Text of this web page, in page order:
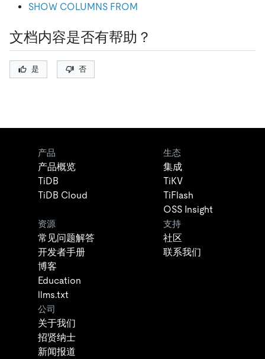
SHOW COLUMNS FROM
文档内容是否有帮助？
是 否
产品
产品概览
TiDB
TiDB Cloud
生态
集成
TiKV
TiFlash
OSS Insight
资源
常见问题解答
开发者手册
博客
Education
llms.txt
支持
社区
联系我们
公司
关于我们
招贤纳士
新闻报道